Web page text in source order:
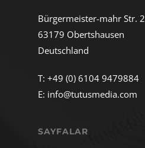
Bürgermeister-mahr Str. 2
63179 Obertshausen
Deutschland
T: +49 (0) 6104 9479884
E: info@tutusmedia.com
SAYFALAR